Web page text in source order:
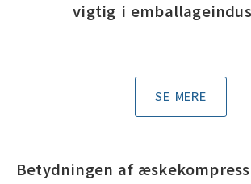
vigtig i
SE MERE
Betydningen af